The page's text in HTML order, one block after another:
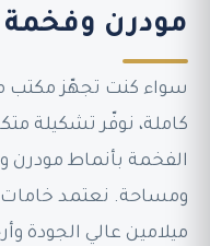
مودرن وفخمة
سواء كنت تجهّز مكتب
كاملة، نوفّر تشكيلة
الفخمة بأنماط
ومساحة. نعتمد
ميلامين عالي الجودة